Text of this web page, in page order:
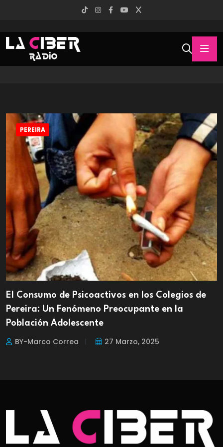
PEREIRA
El Consumo de Psicoactivos en los Colegios de
Pereira: Un Fenómeno Preocupante en la
Población Adolescente
BY-Marco Correa 27 Marzo, 2025